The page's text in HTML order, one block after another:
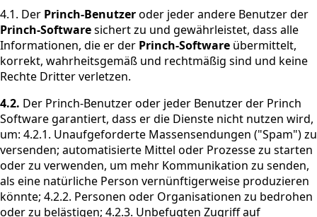
4.1. Der Princh-Benutzeroder jeder andere Benutzer der
Princh-Softwaresichert zu und gewährleistet, dass alle
Informationen, die er der Princh-Software übermittelt,
korrekt, wahrheitsgemäß und rechtmäßig sind und keine
Rechte Dritter verletzen.
4.2. Der Princh-Benutzer oder jeder Benutzer der Princh
Software garantiert, dass er die Dienste nicht nutzen wird,
um: 4.2.1. Unaufgeforderte Massensendungen ("Spam") zu
versenden; automatisierte Mittel oder Prozesse zu starten
oder zu verwenden, um mehr Kommunikation zu senden,
als eine natürliche Person vernünftigerweise produzieren
könnte; 4.2.2. Personen oder Organisationen zu bedrohen
oder zu belästigen; 4.2.3. Unbefugten Zugriff auf